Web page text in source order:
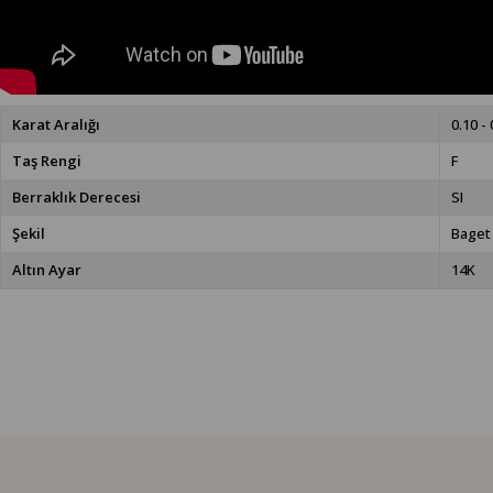
Karat Aralığı
0.10 -
Taş Rengi
F
Berraklık Derecesi
SI
Şekil
Baget
Altın Ayar
14K